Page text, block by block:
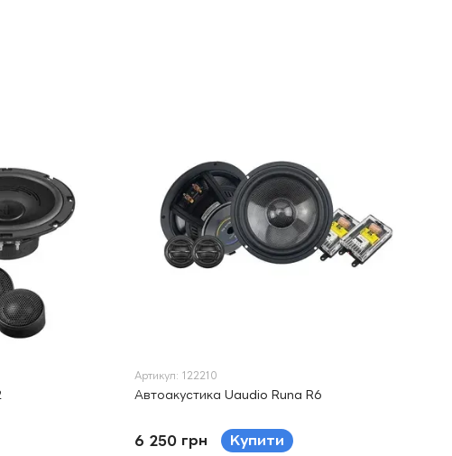
Артикул: 122210
Автоакустика Uaudio Runa R6
6 250 грн Купити